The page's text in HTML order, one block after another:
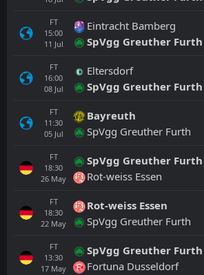
FT
15:00
11 Jul
Eintracht Bamberg
SpVgg Greuther Furth
FT
16:00
08 Jul
Eltersdorf
SpVgg Greuther Furth
FT
11:30
05 Jul
Bayreuth
SpVgg Greuther Furth
FT
18:30
26 May
SpVgg Greuther Furth
Rot-weiss Essen
FT
18:30
22 May
Rot-weiss Essen
SpVgg Greuther Furth
FT
13:30
17 May
SpVgg Greuther Furth
Fortuna Dusseldorf